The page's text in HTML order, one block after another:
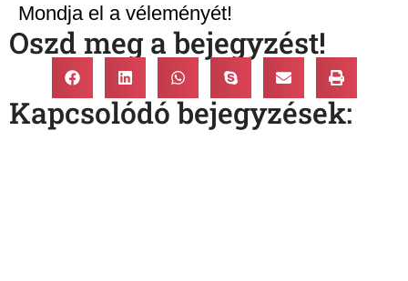
Mondja el a véleményét!
Oszd meg a bejegyzést!
Kapcsolódó bejegyzések: